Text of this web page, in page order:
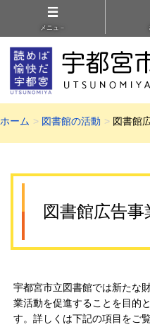
メニュ－
ホーム 図書館の活動 図書館
図書館広告事
宇都宮市立図書館では新たな
業活動を促進することを目的
す。詳しくは下記の項目をご